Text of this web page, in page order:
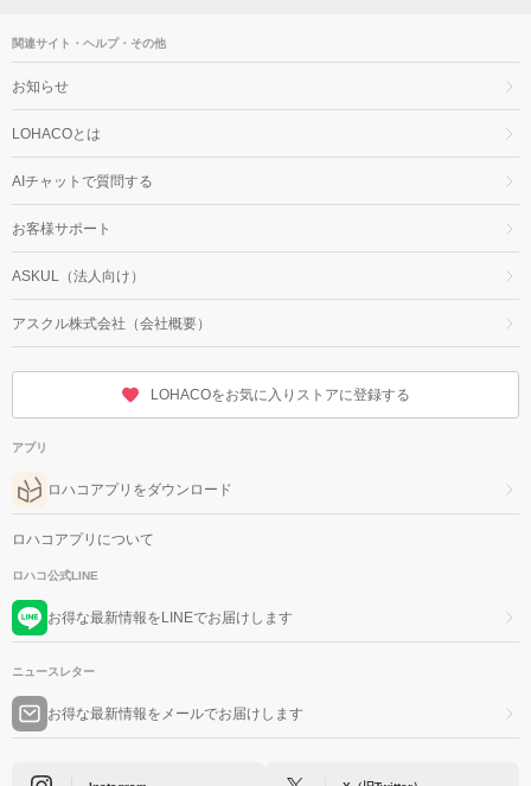
関連サイト・ヘルプ・その他
お知らせ
LOHACOとは
AIチャットで質問する
お客様サポート
ASKUL（法人向け）
アスクル株式会社（会社概要）
LOHACOをお気に入りストアに登録する
アプリ
ロハコアプリをダウンロード
ロハコアプリについて
ロハコ公式LINE
お得な最新情報をLINEでお届けします
ニュースレター
お得な最新情報をメールでお届けします